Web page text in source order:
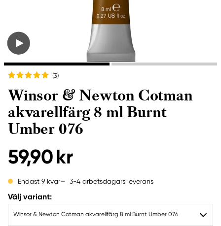
(3)
Winsor & Newton Cotman
akvarellfärg 8 ml Burnt
Umber 076
59,90 kr
Endast 9 kvar 3-4 arbetsdagars leverans
Välj variant:
Winsor & Newton Cotman akvarellfärg 8 ml Burnt Umber 076